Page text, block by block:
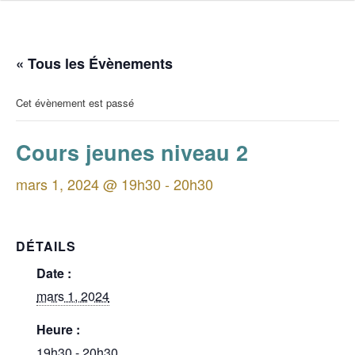
« Tous les Évènements
Cet évènement est passé
Cours jeunes niveau 2
mars 1, 2024 @ 19h30 - 20h30
DÉTAILS
Date :
mars 1, 2024
Heure :